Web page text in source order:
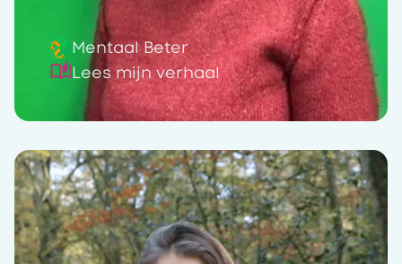
Mentaal Beter
Lees mijn verhaal